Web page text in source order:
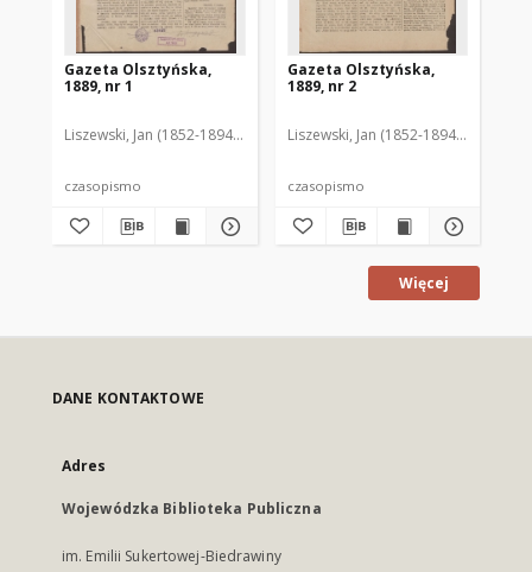
Gazeta Olsztyńska,
1889, nr 1
Liszewski, Jan (1852-1894). Red.
czasopismo
Gazeta Olsztyńska,
1889, nr 2
Liszewski, Jan (1852-1894). Red.
czasopismo
Więcej
DANE KONTAKTOWE
Adres
Wojewódzka Biblioteka Publiczna
im. Emilii Sukertowej-Biedrawiny